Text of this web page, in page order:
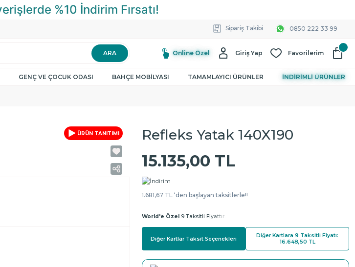
Sipariş Takibi 0850 222 33 99
ARA Online Özel Giriş Yap Favorilerim
GENÇ VE ÇOCUK ODASI BAHÇE MOBİLYASI TAMAMLAYICI ÜRÜNLER İNDİRİMLİ ÜRÜNLER
ÜRÜN TANITIMI Refleks Yatak 140X190
15.135,00 TL
1.681,67 TL ‘den başlayan taksitlerle!!
World'e Özel 9 Taksitli Fiyattır.
Diğer Kartlar Taksit Seçenekleri
Diğer Kartlara 9 Taksitli Fiyatı:
16.648,50 TL